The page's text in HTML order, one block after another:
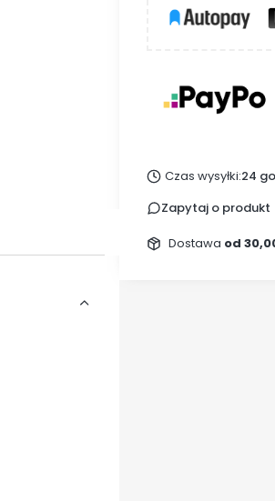
Czas wysyłki:24
Zapytaj o produkt
Dostawa od